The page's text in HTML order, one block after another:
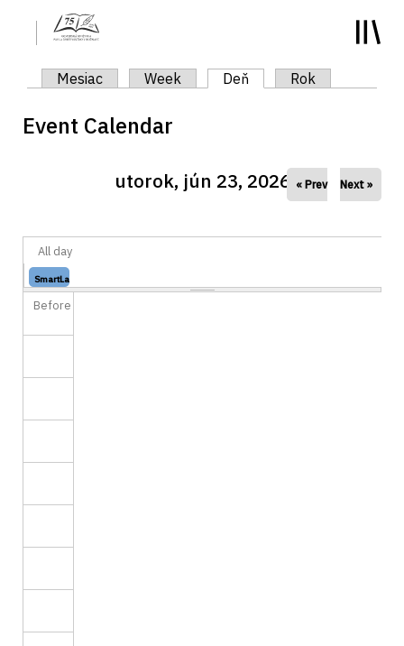
Primárne karty
Mesiac Week Deň (aktívna karta)
Rok
Event Calendar
utorok, jún 23, 2026 « Prev Next »
All day
SmartLab
-...
Knižný
Before